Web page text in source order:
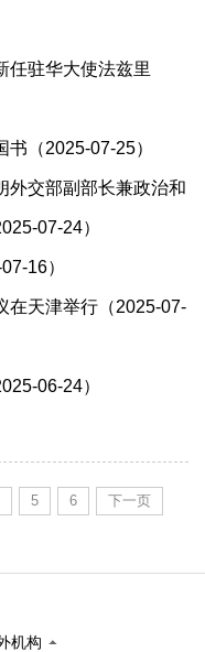
任驻华大使法兹里
（2025-07-25）
外交部副部长兼政治和
07-24）
16）
在天津举行（2025-07-
06-24）
5 6
下一页
机构